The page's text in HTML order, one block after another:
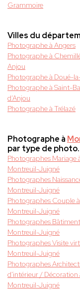
Grammoire
Villes du
Photographe à Angers
Photographe à
Anjou
Photographe à Doué-
Photographe à Saint-
d’Anjou
Photographe à Trélazé
Photographe à
par type de photo.
Photographes Mariage
Montreuil-Juigné
Photographes
Montreuil-Juigné
Photographes Couple à
Montreuil-Juigné
Photographes
Montreuil-Juigné
Photographes Visite
Montreuil-Juigné
Photographes
d'intérieur / Décoration
Montreuil-Juigné